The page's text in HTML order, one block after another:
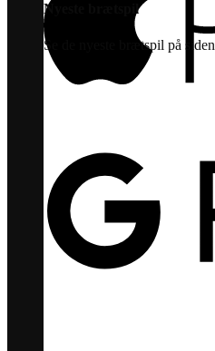
Nyeste brætspil
Se de nyeste brætspil på siden